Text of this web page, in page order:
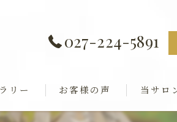
027-224-5891
リー お客様の声 当サロ